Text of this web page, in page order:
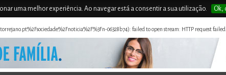
uma melhor experiência. Ao navegar está a consentir a sua utilização. Ok,
06328b74): failed to open stream: HTTP request